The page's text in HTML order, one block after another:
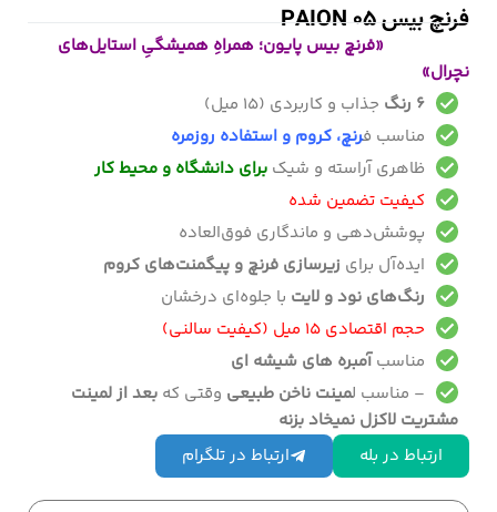
فرنچ بیس 05 PAION
«فرنچ بیس پایون؛ همراهِ همیشگیِ استایل‌های
نچرال»
۶ رنگ
جذاب و کاربردی (۱۵ میل)
مناسب فرنچ، کروم و استفاده روزمره
ظاهری آراسته و شیک برای دانشگاه و محیط کار
کیفیت تضمین شده
پوشش‌دهی و ماندگاری فوق‌العاده
ایده‌آل برای زیرسازی فرنچ و پیگمنت‌های کروم
رنگ‌های نود و لایت با جلوه‌ای درخشان
حجم اقتصادی ۱۵ میل (کیفیت سالنی)
مناسبآمبره های شیشه ای
– مناسب لمینت ناخن طبیعی وقتی که بعد از لمینت
مشتریت لاکزل نمیخاد بزنه
ارتباط در بله
ارتباط در تلگرام